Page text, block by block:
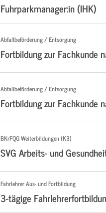
Fuhrparkmanager:in (IHK)
Abfallbeförderung / Entsorgung
Fortbildung zur Fachkunde
Abfallbeförderung / Entsorgung
Fortbildung zur Fachkunde
BKrFQG Weiterbildungen (K3)
SVG Arbeits- und
Fahrlehrer Aus- und Fortbildung
3-tägige